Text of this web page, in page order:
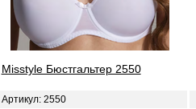
Misstyle Бюстгальтер 2550
Артикул: 2550